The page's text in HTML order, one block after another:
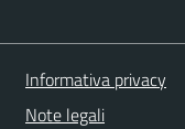
Informativa privacy
Note legali